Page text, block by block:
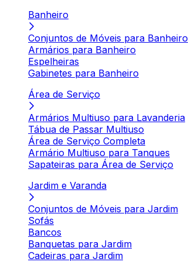
Banheiro
Conjuntos de Móveis para Banheiro
Armários para Banheiro
Espelheiras
Gabinetes para Banheiro
Área de Serviço
Armários Multiuso para Lavanderia
Tábua de Passar Multiuso
Área de Serviço Completa
Armário Multiuso para Tanques
Sapateiras para Área de Serviço
Jardim e Varanda
Conjuntos de Móveis para Jardim
Sofás
Bancos
Banquetas para Jardim
Cadeiras para Jardim